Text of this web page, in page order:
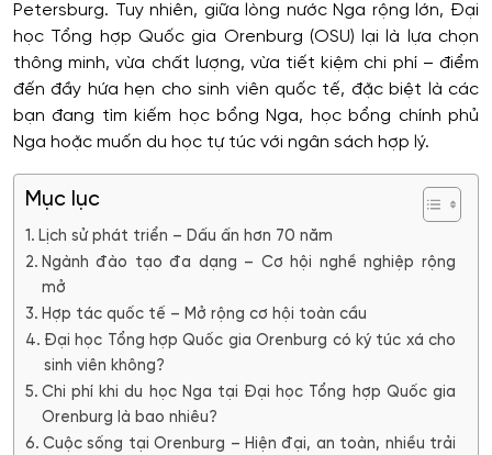
Petersburg. Tuy nhiên, giữa lòng nước Nga rộng lớn, Đại
học Tổng hợp Quốc gia Orenburg (OSU) lại là lựa chọn
thông minh, vừa chất lượng, vừa tiết kiệm chi phí – điểm
đến đầy hứa hẹn cho sinh viên quốc tế, đặc biệt là các
bạn đang tìm kiếm học bổng Nga, học bổng chính phủ
Nga hoặc muốn du học tự túc với ngân sách hợp lý.
Mục lục
Lịch sử phát triển – Dấu ấn hơn 70 năm
Ngành đào tạo đa dạng – Cơ hội nghề nghiệp rộng
mở
Hợp tác quốc tế – Mở rộng cơ hội toàn cầu
Đại học Tổng hợp Quốc gia Orenburg có ký túc xá cho
sinh viên không?
Chi phí khi du học Nga tại Đại học Tổng hợp Quốc gia
Orenburg là bao nhiêu?
Cuộc sống tại Orenburg – Hiện đại, an toàn, nhiều trải